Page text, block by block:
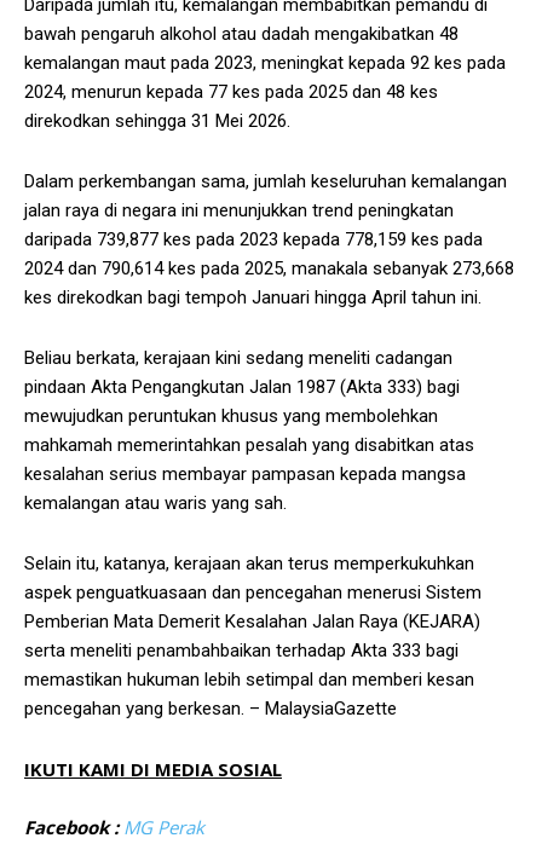
Daripada jumlah itu, kemalangan membabitkan pemandu di
bawah pengaruh alkohol atau dadah mengakibatkan 48
kemalangan maut pada 2023, meningkat kepada 92 kes pada
2024, menurun kepada 77 kes pada 2025 dan 48 kes
direkodkan sehingga 31 Mei 2026.
Dalam perkembangan sama, jumlah keseluruhan kemalangan
jalan raya di negara ini menunjukkan trend peningkatan
daripada 739,877 kes pada 2023 kepada 778,159 kes pada
2024 dan 790,614 kes pada 2025, manakala sebanyak 273,668
kes direkodkan bagi tempoh Januari hingga April tahun ini.
Beliau berkata, kerajaan kini sedang meneliti cadangan
pindaan Akta Pengangkutan Jalan 1987 (Akta 333) bagi
mewujudkan peruntukan khusus yang membolehkan
mahkamah memerintahkan pesalah yang disabitkan atas
kesalahan serius membayar pampasan kepada mangsa
kemalangan atau waris yang sah.
Selain itu, katanya, kerajaan akan terus memperkukuhkan
aspek penguatkuasaan dan pencegahan menerusi Sistem
Pemberian Mata Demerit Kesalahan Jalan Raya (KEJARA)
serta meneliti penambahbaikan terhadap Akta 333 bagi
memastikan hukuman lebih setimpal dan memberi kesan
pencegahan yang berkesan. – MalaysiaGazette
IKUTI KAMI DI MEDIA SOSIAL
Facebook : MG Perak